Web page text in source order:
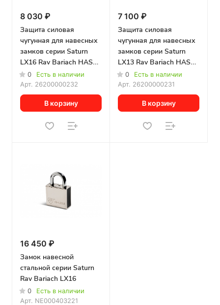
8 030 ₽
Защита силовая
чугунная для навесных
замков серии Saturn
LX16 Rav Bariach HASP
K-16
0
Есть в наличии
Арт. 26200000232
В корзину
7 100 ₽
Защита силовая
чугунная для навесных
замков серии Saturn
LX13 Rav Bariach HASP
K-13
0
Есть в наличии
Арт. 26200000231
В корзину
16 450 ₽
Замок навесной
стальной серии Saturn
Rav Bariach LX16
0
Есть в наличии
Арт. NE000403221